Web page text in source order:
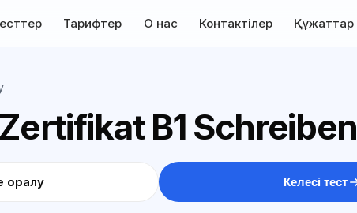
Тарифтер О нас Контактілер Құжаттар
B1 Schreiben
оралу Келесі тест